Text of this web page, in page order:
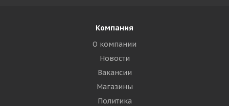
Компания
О компании
Новости
Вакансии
Магазины
Политика